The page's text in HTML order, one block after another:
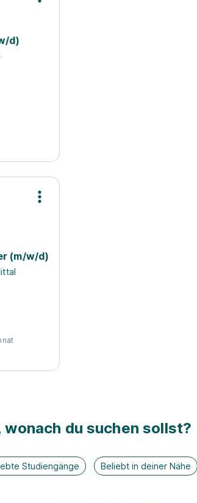
d)
(m/w/d)
wonach du suchen sollst?
Studiengänge Beliebt in deiner Nähe